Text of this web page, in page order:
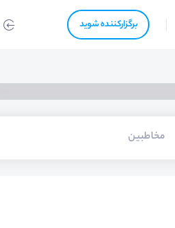
برگزار‌‌کننده شوید
مخاطبین